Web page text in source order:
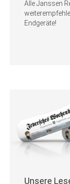
Alle Janssen
Endgeräte!
Unsere